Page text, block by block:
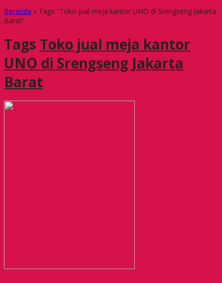
Beranda » Tags "Toko jual meja kantor UNO di Srengseng Jakarta
Barat"
Tags Toko jual meja kantor
UNO di Srengseng Jakarta
Barat